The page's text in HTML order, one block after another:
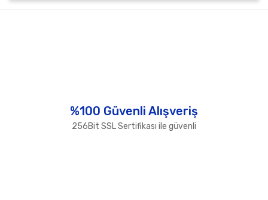
Ürün fiyatı diğer sitelerden daha pahalı.
%100 Güvenli Alışveriş
256Bit SSL Sertifikası ile güvenli